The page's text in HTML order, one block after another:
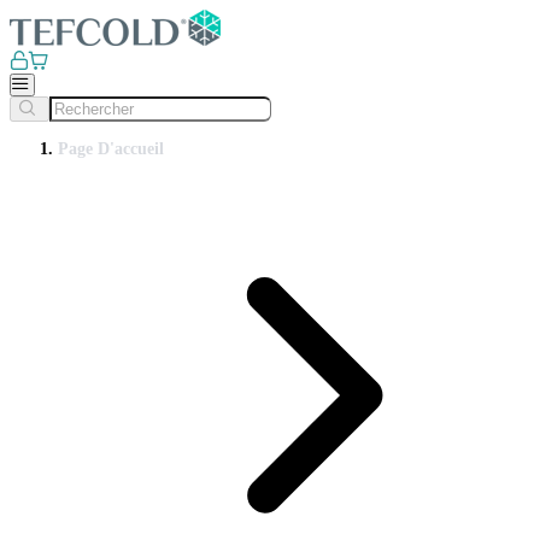
Page D'accueil